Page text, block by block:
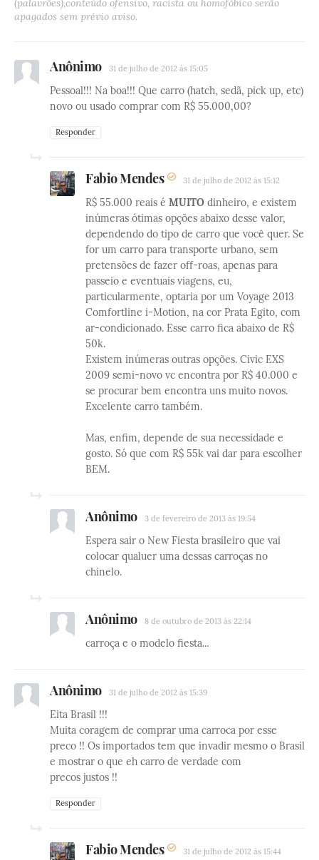
(palavrões),conteúdo ofensivo, racista ou homofóbico serão
apagados sem prévio aviso.
Anônimo 31 de julho de 2012 às 15:05
Pessoal!!! Na boa!!! Que carro (hatch, sedã, pick up, etc)
novo ou usado comprar com R$ 55.000,00?
Responder
Fabio Mendes 31 de julho de 2012 às 15:12
R$ 55.000 reais é MUITO dinheiro, e existem
inúmeras ótimas opções abaixo desse valor,
dependendo do tipo de carro que você quer. Se
for um carro para transporte urbano, sem
pretensões de fazer off-roas, apenas para
passeio e eventuais viagens, eu,
particularmente, optaria por um Voyage 2013
Comfortline i-Motion, na cor Prata Egito, com
ar-condicionado. Esse carro fica abaixo de R$
50k.
Existem inúmeras outras opções. Civic EXS
2009 semi-novo vc encontra por R$ 40.000 e
se procurar bem encontra uns muito novos.
Excelente carro também.
Mas, enfim, depende de sua necessidade e
gosto. Só que com R$ 55k vai dar para escolher
BEM.
Anônimo 3 de fevereiro de 2013 às 19:54
Espera sair o New Fiesta brasileiro que vai
colocar qualuer uma dessas carroças no
chinelo.
Anônimo 8 de outubro de 2013 às 22:14
carroça e o modelo fiesta...
Anônimo 31 de julho de 2012 às 15:39
Eita Brasil !!!
Muita coragem de comprar uma carroca por esse
preco !! Os importados tem que invadir mesmo o Brasil
e mostrar o que eh carro de verdade com
precos justos !!
Responder
Fabio Mendes 31 de julho de 2012 às 15:44